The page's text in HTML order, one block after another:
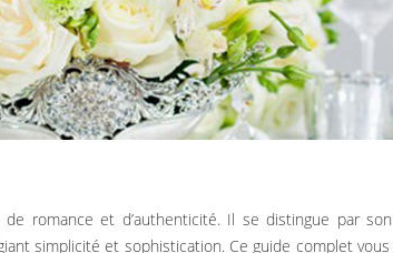
simplicité et sophistication. Ce guide complet